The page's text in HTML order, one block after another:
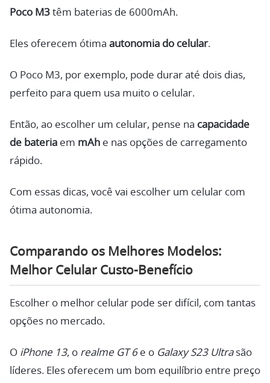
Poco M3 têm baterias de 6000mAh.
Eles oferecem ótima autonomia do celular.
O Poco M3, por exemplo, pode durar até dois dias,
perfeito para quem usa muito o celular.
Então, ao escolher um celular, pense na capacidade
de bateria em mAh e nas opções de carregamento
rápido.
Com essas dicas, você vai escolher um celular com
ótima autonomia.
Comparando os Melhores Modelos:
Melhor Celular Custo-Benefício
Escolher o melhor celular pode ser difícil, com tantas
opções no mercado.
O iPhone 13, o realme GT 6e o Galaxy S23 Ultrasão
líderes. Eles oferecem um bom equilíbrio entre preço